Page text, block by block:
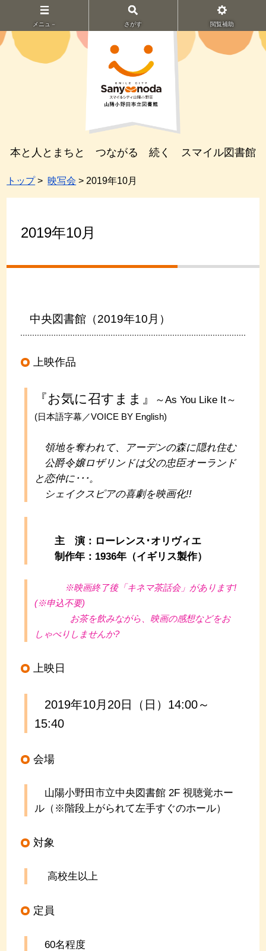
メニュ－ さがす 閲覧補助
本と人とまちと つながる 続く スマイル図書館
トップ> 映写会 > 2019年10月
2019年10月
中央図書館（2019年10月）
上映作品
『お気に召すまま』 ～As You Like It～
(日本語字幕／VOICE BY English)
領地を奪われて、アーデンの森に隠れ住む
公爵令嬢ロザリンドは父の忠臣オーランド
と恋仲に･･･。
シェイクスピアの喜劇を映画化!!
主 演：ローレンス･オリヴィエ
制作年：1936年（イギリス製作）
※映画終了後「キネマ茶話会」があります!
(※申込不要)
お茶を飲みながら、映画の感想などをお
しゃべりしませんか?
上映日
2019年10月20日（日）14:00～
15:40
会場
山陽小野田市立中央図書館 2F 視聴覚ホー
ル（※階段上がられて左手すぐのホール）
対象
高校生以上
定員
60名程度